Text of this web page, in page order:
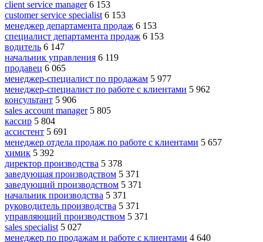
client service manager 6 153
customer service specialist 6 153
менеджер департамента продаж 6 153
специалист департамента продаж 6 153
водитель 6 147
начальник управления 6 119
продавец 6 065
менеджер-специалист по продажам 5 977
менеджер-специалист по работе с клиентами 5 962
консультант 5 906
sales account manager 5 805
кассир 5 804
ассистент 5 691
менеджер отдела продаж по работе с клиентами 5 657
химик 5 392
директор производства 5 378
заведующая производством 5 371
заведующий производством 5 371
начальник производства 5 371
руководитель производства 5 371
управляющий производством 5 371
sales specialist 5 027
менеджер по продажам и работе с клиентами 4 640